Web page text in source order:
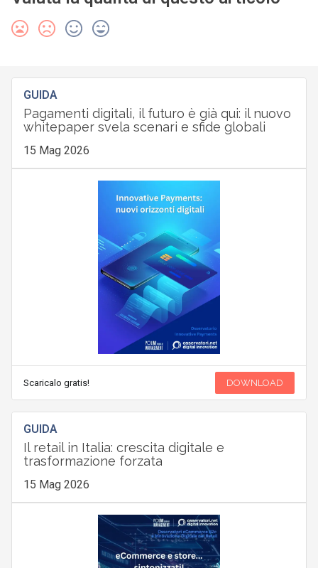
GUIDA
Pagamenti digitali, il futuro è già qui: il nuovo
whitepaper svela scenari e sfide globali
15 Mag 2026
Scaricalo gratis! DOWNLOAD
GUIDA
Il retail in Italia: crescita digitale e
trasformazione forzata
15 Mag 2026